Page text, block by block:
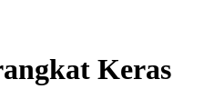
Keras